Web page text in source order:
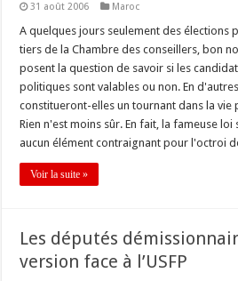
31 août 2006 Maroc
A quelques jours seulement des élections
tiers de la Chambre des conseillers, bon
posent la question de savoir si les
politiques sont valables ou non. En
constitueront-elles un tournant dans la vie
Rien n'est moins sûr. En fait, la fameuse
aucun élément contraignant pour l'octroi
Voir la suite »
Les députés
version face à l’USFP